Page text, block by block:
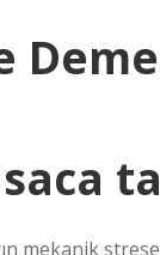
mekanik